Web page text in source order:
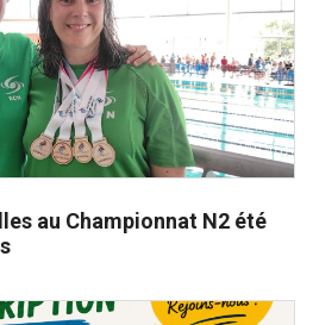
au Championnat N2 été